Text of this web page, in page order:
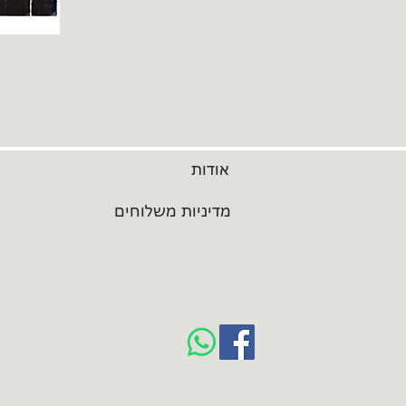
אודות
מדיניות משלוחים